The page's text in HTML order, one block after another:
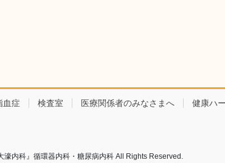
血症 検査室 医療関係者のみなさまへ 健康ハ
濠内科』循環器内科・糖尿病内科 All Rights Reserved.